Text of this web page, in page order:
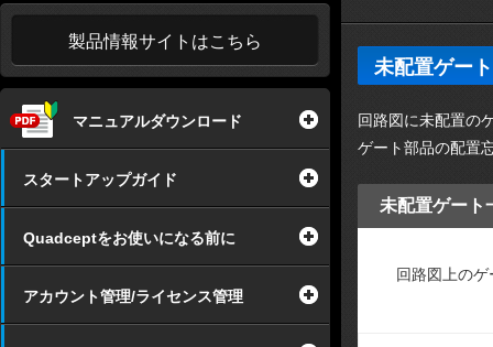
製品情報サイトはこちら
マニュアルダウンロード
スタートアップガイド
Quadceptをお使いになる前に
アカウント管理/ライセンス管理
未配置ゲー
回路図に未配置の
ゲート部品の配置
未配置ゲート
回路図上の